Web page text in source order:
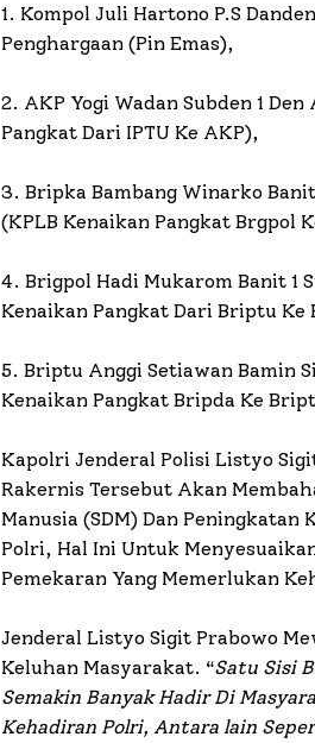
1. Kompol Juli Hartono P.S
Penghargaan (Pin Emas),
2. AKP Yogi Wadan Subden 1
Pangkat Dari IPTU Ke AKP),
3. Bripka Bambang Winarko
(KPLB Kenaikan Pangkat Brgpol
4. Brigpol Hadi Mukarom Banit 1
Kenaikan Pangkat Dari Briptu Ke
5. Briptu Anggi Setiawan Bamin
Kenaikan Pangkat Bripda Ke
Kapolri Jenderal Polisi Listyo
Rakernis Tersebut Akan
Manusia (SDM) Dan
Polri, Hal Ini Untuk
Pemekaran Yang Memerlukan
Jenderal Listyo Sigit Prabowo
Keluhan Masyarakat. “Satu Sisi
Semakin Banyak Hadir Di
Kehadiran Polri, Antara lain